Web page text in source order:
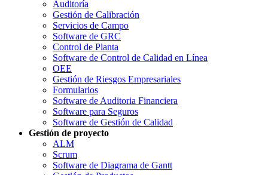
Auditoría
Gestión de Calibración
Servicios de Campo
Software de GRC
Control de Planta
Software de Control de Calidad en Línea
OEE
Gestión de Riesgos Empresariales
Formularios
Software de Auditoria Financiera
Software para Seguros
Software de Gestión de Calidad
Gestión de proyecto
ALM
Scrum
Software de Diagrama de Gantt